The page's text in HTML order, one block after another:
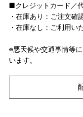
■クレジットカード／
・在庫あり：ご注文確
・在庫なし：ご利用い
※悪天候や交通事情等
います。